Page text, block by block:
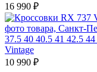
16 990 ₽
37.5 40 40.5 41 42.5 44
Vintage
10 990 ₽